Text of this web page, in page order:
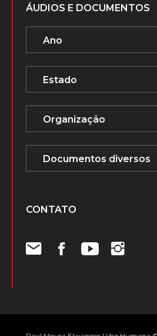
ÁUDIOS E DOCUMENTOS
CONTATO